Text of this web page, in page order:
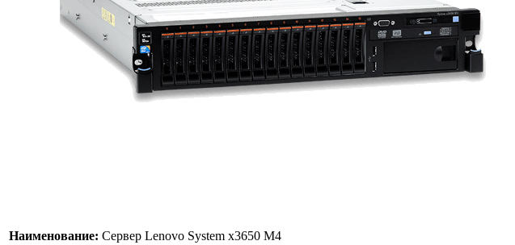
Наименование: Сервер Lenovo System x3650 M4